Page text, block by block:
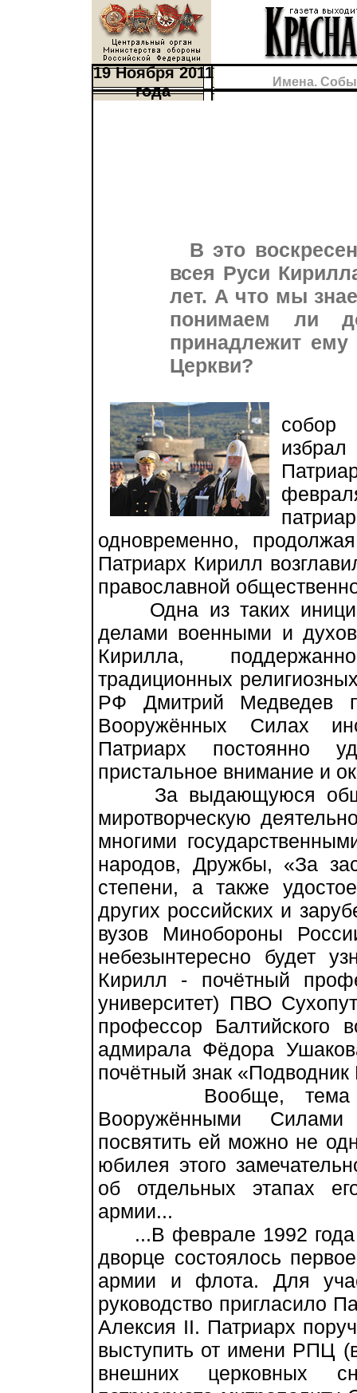
19 Ноября 2011
года
Имена.
В это
всея Руси
лет. А что мы
понимаем ли
принадлежит
Церкви?
собор
одновременно,
Патриарх Кирилл
православной
Одна из таких
делами военными и
Кирилла,
традиционных
РФ Дмитрий Медведев
Вооружённых Силах
Патриарх постоянно
пристальное внимание и
За выдающуюся
миротворческую
многими
народов, Дружбы, «За
степени, а также
других российских и
вузов Минобороны
небезынтересно будет
Кирилл - почётный
университет) ПВО
профессор Балтийского
адмирала Фёдора
почётный знак
Вообще, тема
Вооружёнными Силами
посвятить ей можно не
юбилея этого
об отдельных этапах
армии...
...В феврале 1992 года
дворце состоялось
армии и флота. Для
руководство пригласило
Алексия II. Патриарх
выступить от имени РПЦ
внешних церковных